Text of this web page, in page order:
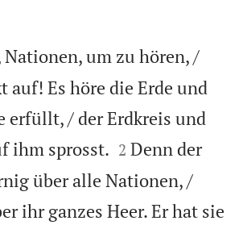
Nationen, um zu hören, /
auf! Es höre die Erde und
erfüllt, / der Erdkreis und
ihm sprosst. 

2 Denn der
über alle Nationen, /
ihr ganzes Heer. Er hat sie